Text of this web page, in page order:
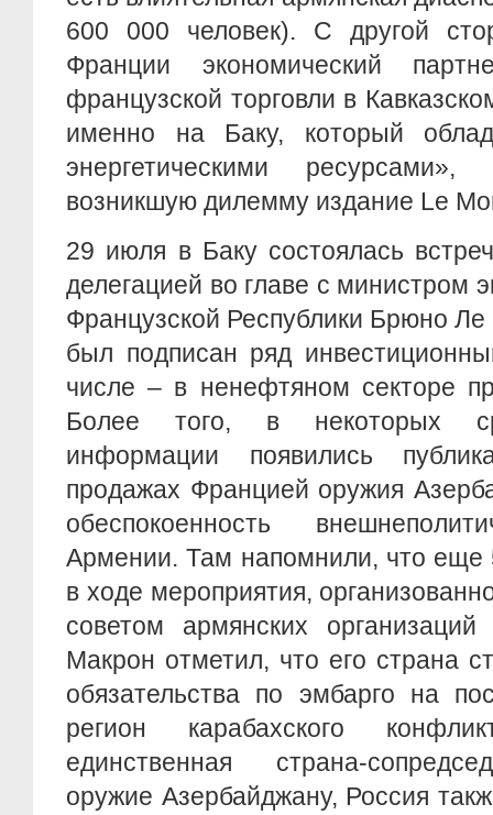
600 000 человек). С другой
Франции экономический
французской торговли в
именно на Баку, который
энергетическими
возникшую дилемму издание Le
29 июля в Баку состоялась
делегацией во главе с министром
Французской Республики Брюно
был подписан ряд
числе – в ненефтяном секторе
Более того, в некоторых
информации появились
продажах Францией оружия
обеспокоенность
Армении. Там напомнили, что еще
в ходе мероприятия,
советом армянских
Макрон отметил, что его страна
обязательства по эмбарго на
регион карабахского
единственная страна-
оружие Азербайджану, Россия